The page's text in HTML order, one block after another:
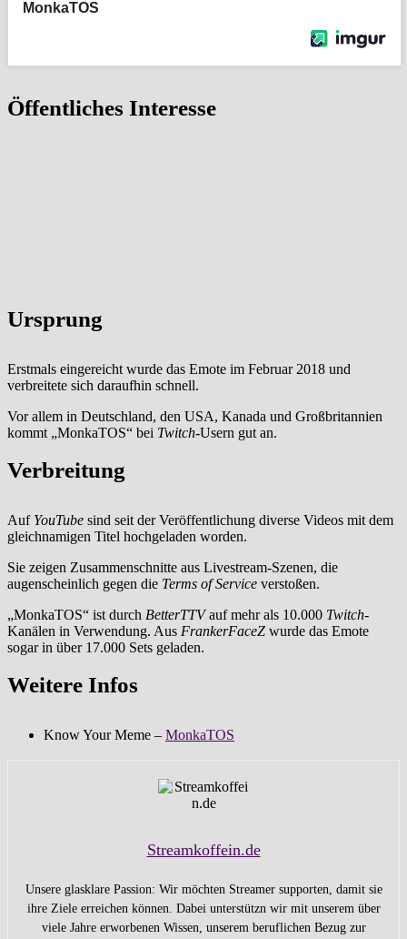
Öffentliches Interesse
Ursprung
Erstmals eingereicht wurde das Emote im Februar 2018 und
verbreitete sich daraufhin schnell.
Vor allem in Deutschland, den USA, Kanada und Großbritannien
kommt „MonkaTOS“ bei Twitch-Usern gut an.
Verbreitung
Auf YouTube sind seit der Veröffentlichung diverse Videos mit dem
gleichnamigen Titel hochgeladen worden.
Sie zeigen Zusammenschnitte aus Livestream-Szenen, die
augenscheinlich gegen die Terms of Service verstoßen.
„MonkaTOS“ ist durch BetterTTVauf mehr als 10.000 Twitch-
Kanälen in Verwendung. Aus FrankerFaceZ wurde das Emote
sogar in über 17.000 Sets geladen.
Weitere Infos
Know Your Meme – MonkaTOS
Streamkoffein.de
Unsere glasklare Passion: Wir möchten Streamer supporten, damit sie
ihre Ziele erreichen können. Dabei unterstützn wir mit unserem über
viele Jahre erworbenen Wissen, unserem beruflichen Bezug zur